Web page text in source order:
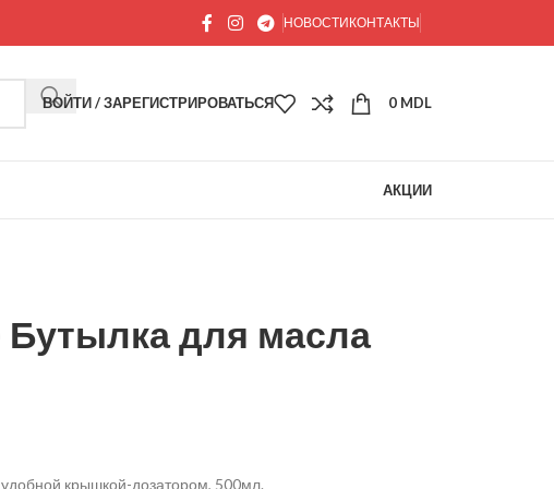
НОВОСТИКОНТАКТЫ
ВОЙТИ / ЗАРЕГИСТРИРОВАТЬСЯ 0 MDL
АКЦИИ
для масла
крышкой-дозатором, 500мл.